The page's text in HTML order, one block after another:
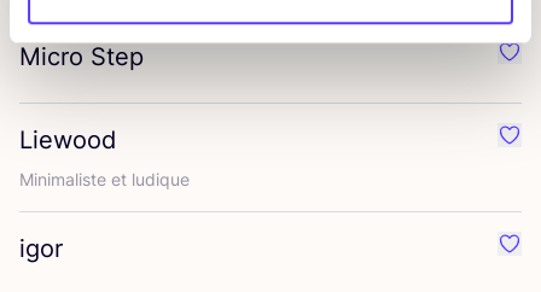
Micro Step
Liewood
Mini­ma­liste et ludique
igor